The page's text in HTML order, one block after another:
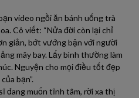
video ngồi ăn bánh uống trà
Cô viết: “Nửa đời còn lại chỉ
giản, bớt vướng bận với người
mây bay. Lấy bình thường làm
Nguyện cho mọi điều tốt đẹp
bạn”.
đang muốn tĩnh tâm, rời xa thị